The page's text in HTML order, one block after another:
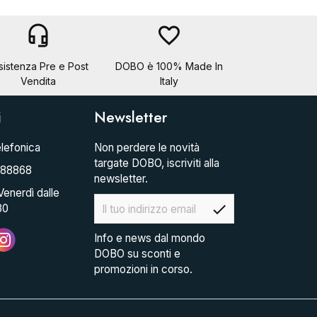
headset_mic
Pre e Post
Vendita
favorite_border
DOBO è 100% Made In
Italy
dalle
Newsletter
Non perdere le novità
targate DOBO, iscriviti alla
newsletter.
check
Info e news dal mondo
DOBO su sconti e
promozioni in corso.